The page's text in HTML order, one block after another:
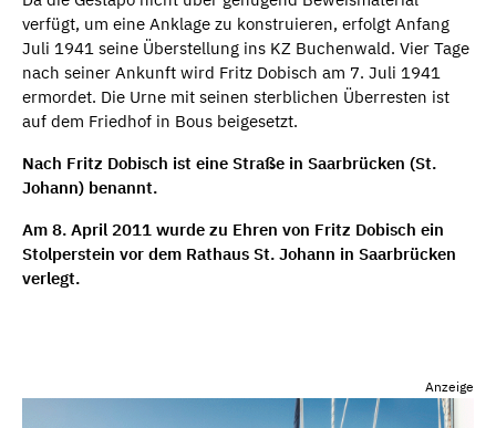
verfügt, um eine Anklage zu konstruieren, erfolgt Anfang
Juli 1941 seine Überstellung ins KZ Buchenwald. Vier Tage
nach seiner Ankunft wird Fritz Dobisch am 7. Juli 1941
ermordet. Die Urne mit seinen sterblichen Überresten ist
auf dem Friedhof in Bous beigesetzt.
Nach Fritz Dobisch ist eine Straße in Saarbrücken (St.
Johann) benannt.
Am 8. April 2011 wurde zu Ehren von Fritz Dobisch ein
Stolperstein vor dem Rathaus St. Johann in Saarbrücken
verlegt.
Anzeige